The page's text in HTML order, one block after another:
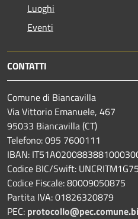
Luoghi
Eventi
CONTATTI
Comune di Biancavilla
Via Vittorio Emanuele, 467
95033 Biancavilla (CT)
Telefono: 095 7600111
IBAN:
Codice BIC/Swift: UNCRITM1G75
Codice Fiscale: 80009050875
Partita IVA: 01826320879
PEC: